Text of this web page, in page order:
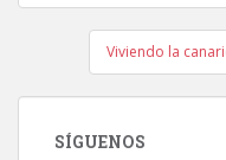
Viviendo la
SÍGUENOS